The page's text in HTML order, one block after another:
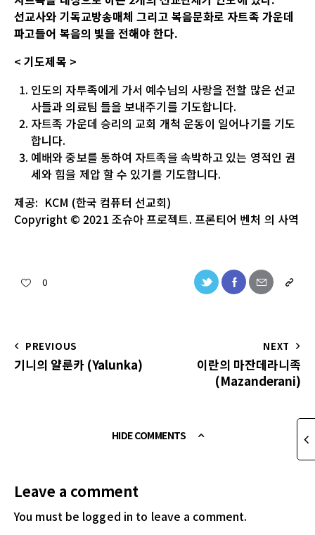
선교사와 기독교방송매체 그리고 복음문화로 자트족 가운데
파고들어 복음의 빛을 전해야 한다.
<기도제목 >
인도의 자투족에게 가서 예수님의 사랑을 전할 많은 선교
사들과 의료팀 들을 보내주기를 기도합니다.
자트족 가운데 승리의 교회 개척 운동이 일어나기를 기도
합니다.
예배와 중보를 통하여 자트족을 속박하고 있는 영적인 권
세와 힘을 제압 할 수 있기를 기도합니다.
제공: KCM (한국 컴퓨터 선교회)
Copyright © 2021 조슈아프로젝트. 프론티어 벤처 의 사역
0
PREVIOUS
기니의 얄룬카 (Yalunka)
NEXT
이란의 마잔데라니족
(Mazanderani)
HIDE COMMENTS
Leave a comment
You must be logged in to leave a comment.